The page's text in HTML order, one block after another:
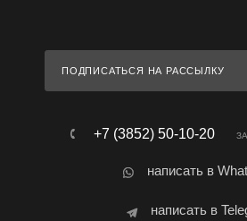
ПОДПИСАТЬСЯ НА РАССЫЛКУ
+7 (3852) 50-10-20
написать в
написать в